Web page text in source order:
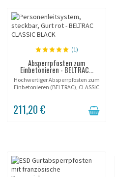
(1)
Absperrpfosten zum
Einbetonieren - BELTRAC...
Hochwertiger Absperrpfosten zum
Einbetonieren (BELTRAC), CLASSIC
211,20 €